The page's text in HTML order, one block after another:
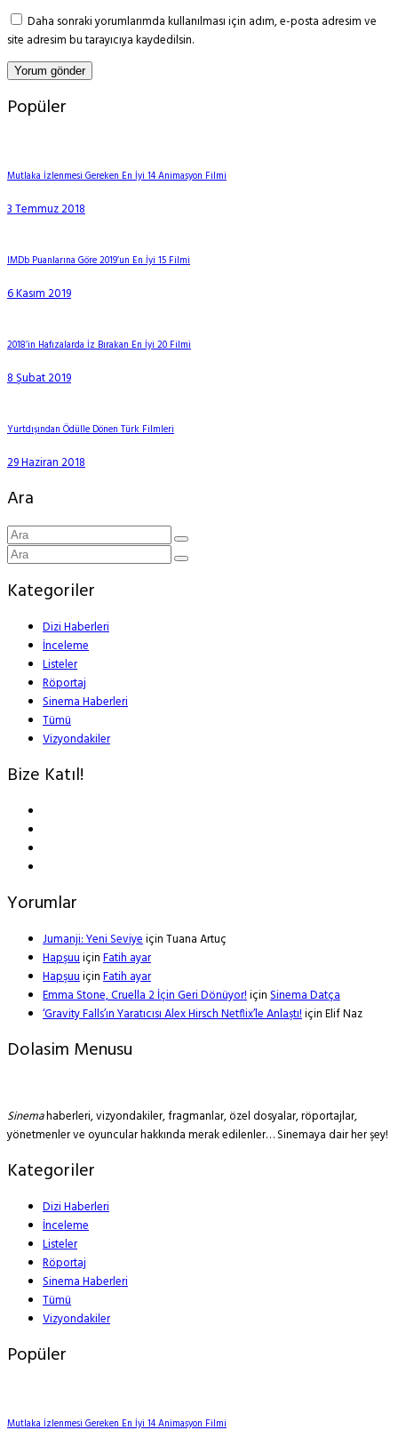
Daha sonraki yorumlarımda kullanılması için adım, e-posta adresim ve
site adresim bu tarayıcıya kaydedilsin.
Popüler
Mutlaka İzlenmesi Gereken En İyi 14 Animasyon Filmi
3 Temmuz 2018
IMDb Puanlarına Göre 2019’un En İyi 15 Filmi
6 Kasım 2019
2018’in Hafızalarda İz Bırakan En İyi 20 Filmi
8 Şubat 2019
Yurtdışından Ödülle Dönen Türk Filmleri
29 Haziran 2018
Ara
Kategoriler
Dizi Haberleri
İnceleme
Listeler
Röportaj
Sinema Haberleri
Tümü
Vizyondakiler
Bize Katıl!
Yorumlar
Jumanji: Yeni SeviyeiçinTuana Artuç
HapşuuiçinFatih ayar
HapşuuiçinFatih ayar
Emma Stone, Cruella 2 İçin Geri Dönüyor!içinSinema Datça
‘Gravity Falls’ın Yaratıcısı Alex Hirsch Netflix’le Anlaştı!içinElif Naz
Dolasim Menusu
Sinemahaberleri, vizyondakiler, fragmanlar, özel dosyalar, röportajlar,
yönetmenler ve oyuncular hakkında merak edilenler… Sinemaya dair her şey!
Kategoriler
Dizi Haberleri
İnceleme
Listeler
Röportaj
Sinema Haberleri
Tümü
Vizyondakiler
Popüler
Mutlaka İzlenmesi Gereken En İyi 14 Animasyon Filmi